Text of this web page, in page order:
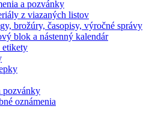
a pozvánky
z viazaných listov
brožúry, časopisy, výročné správy
blok a nástenný kalendár
etikety
pozvánky
oznámenia